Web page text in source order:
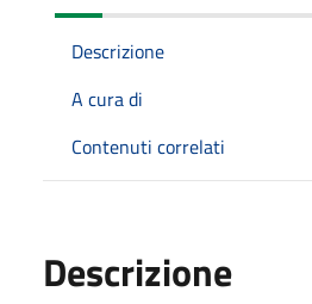
Descrizione
A cura di
Contenuti correlati
Descrizione